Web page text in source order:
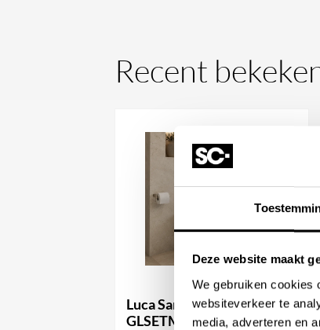
Deze website maakt
We gebruiken cookies
websiteverkeer te
media, adverteren en
Recent
Luca Sanitair Globo
GLSETMES04N Futuro Pro